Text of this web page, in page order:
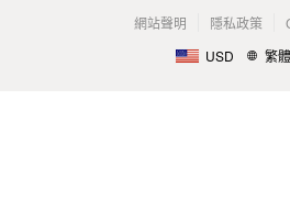
網站聲明
隱私政策
USD
繁